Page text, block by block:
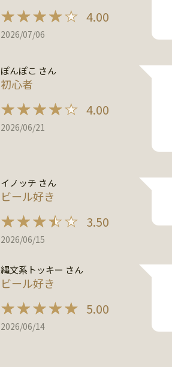
4.00
2026/07/06
ぽんぽこ さん
初心者
4.00
2026/06/21
イノッチ さん
ビール好き
3.50
2026/06/15
縄文系トッキー さん
ビール好き
5.00
2026/06/14